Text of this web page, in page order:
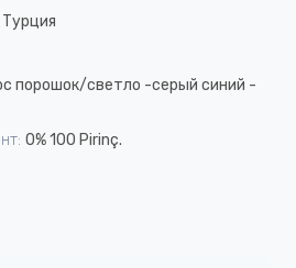
Турция
порошок/светло -серый синий -
0% 100 Pirinç.